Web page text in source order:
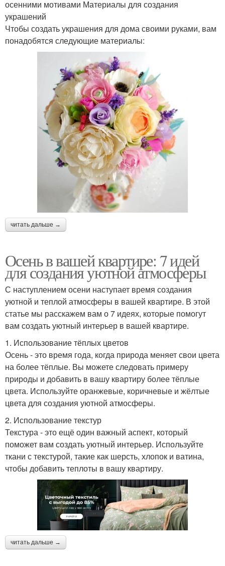
осенними мотивами Материалы для создания
украшений
Чтобы создать украшения для дома своими руками, вам
понадобятся следующие материалы:
читать дальше →
Осень в вашей квартире: 7 идей
для создания уютной атмосферы
С наступлением осени наступает время создания
уютной и теплой атмосферы в вашей квартире. В этой
статье мы расскажем вам о 7 идеях, которые помогут
вам создать уютный интерьер в вашей квартире.
1. Использование тёплых цветов
Осень - это время года, когда природа меняет свои цвета
на более тёплые. Вы можете следовать примеру
природы и добавить в вашу квартиру более тёплые
цвета. Используйте оранжевые, коричневые и жёлтые
цвета для создания уютной атмосферы.
2. Использование текстур
Текстура - это ещё один важный аспект, который
поможет вам создать уютный интерьер. Используйте
ткани с текстурой, такие как шерсть, хлопок и ватина,
чтобы добавить теплоты в вашу квартиру.
читать дальше →